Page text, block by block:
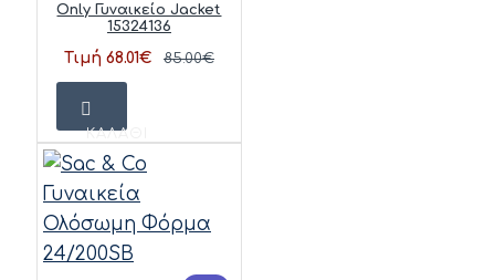
Only Γυναικείο Jacket
15324136
Τιμή 68.01€ 85.00€
ΚΑΛΆΘΙ